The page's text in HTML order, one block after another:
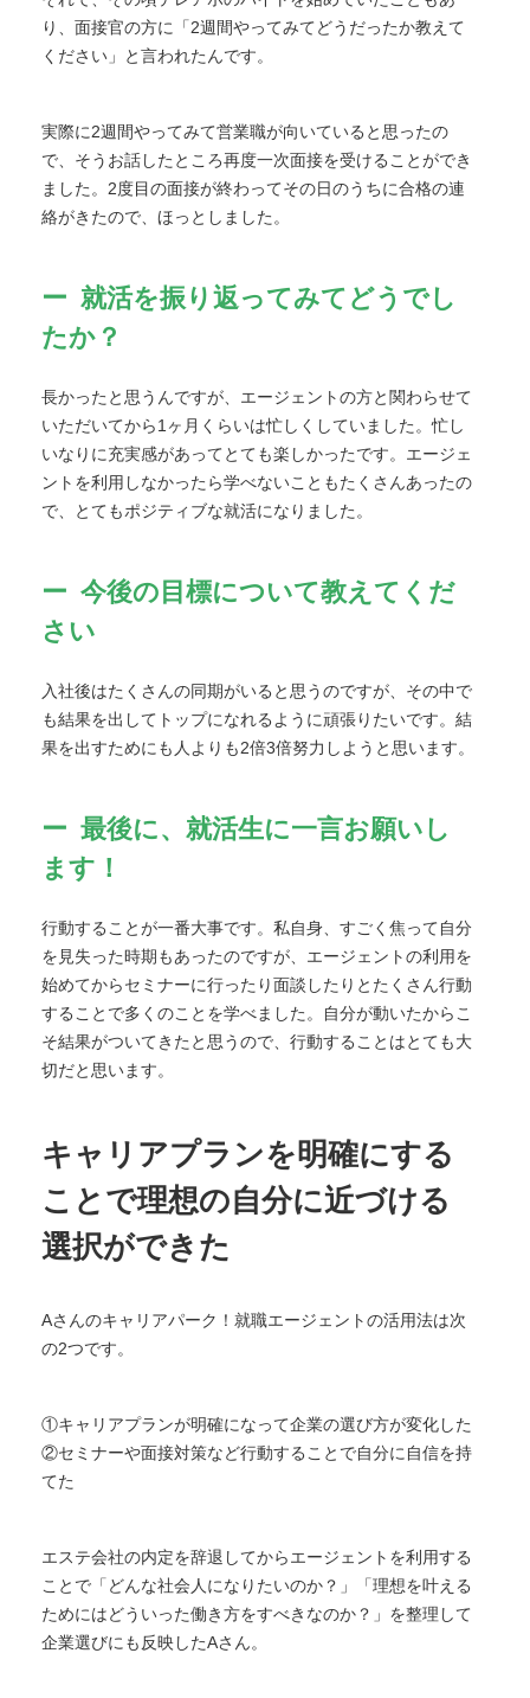
り、面接官の方に「2週間やってみてどうだったか教えて
ください」と言われたんです。
実際に2週間やってみて営業職が向いていると思ったの
で、そうお話したところ再度一次面接を受けることができ
ました。2度目の面接が終わってその日のうちに合格の連
絡がきたので、ほっとしました。
就活を振り返ってみてどうでし
たか？
長かったと思うんですが、エージェントの方と関わらせて
いただいてから1ヶ月くらいは忙しくしていました。忙し
いなりに充実感があってとても楽しかったです。エージェ
ントを利用しなかったら学べないこともたくさんあったの
で、とてもポジティブな就活になりました。
今後の目標について教えてくだ
さい
入社後はたくさんの同期がいると思うのですが、その中で
も結果を出してトップになれるように頑張りたいです。結
果を出すためにも人よりも2倍3倍努力しようと思います。
最後に、就活生に一言お願いし
ます！
行動することが一番大事です。私自身、すごく焦って自分
を見失った時期もあったのですが、エージェントの利用を
始めてからセミナーに行ったり面談したりとたくさん行動
することで多くのことを学べました。自分が動いたからこ
そ結果がついてきたと思うので、行動することはとても大
切だと思います。
キャリアプランを明確にする
ことで理想の自分に近づける
選択ができた
Aさんのキャリアパーク！就職エージェントの活用法は次
の2つです。
①キャリアプランが明確になって企業の選び方が変化した
②セミナーや面接対策など行動することで自分に自信を持
てた
エステ会社の内定を辞退してからエージェントを利用する
ことで「どんな社会人になりたいのか？」「理想を叶える
ためにはどういった働き方をすべきなのか？」を整理して
企業選びにも反映したAさん。